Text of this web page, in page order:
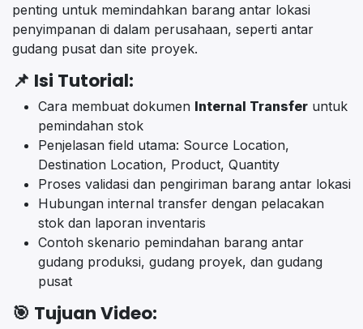
penting untuk memindahkan barang antar lokasi
penyimpanan di dalam perusahaan, seperti antar
gudang pusat dan site proyek.
📌 Isi Tutorial:
Cara membuat dokumen Internal Transfer untuk
pemindahan stok
Penjelasan field utama: Source Location,
Destination Location, Product, Quantity
Proses validasi dan pengiriman barang antar lokasi
Hubungan internal transfer dengan pelacakan
stok dan laporan inventaris
Contoh skenario pemindahan barang antar
gudang produksi, gudang proyek, dan gudang
pusat
🎯 Tujuan Video: